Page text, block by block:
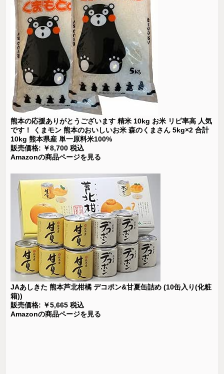
熊本の応援ありがとうございます 精米 10kg お米 リピ率高 人気
です！ くまモン 熊本のおいしいお米 森のくまさん 5kg×2 合計
10kg 熊本県産 単一原料米100%
販売価格: ￥8,700 税込
Amazonの商品ページを見る
JAあしきた 熊本芦北柑橘 デコポン&甘夏缶詰め (10缶入り(化粧
箱))
販売価格: ￥5,665 税込
Amazonの商品ページを見る